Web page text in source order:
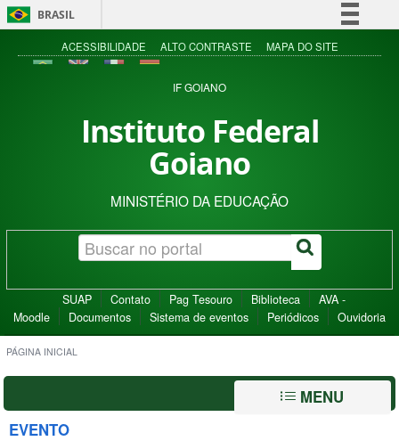
BRASIL
Simplifique!
Acesso à informação
ACESSIBILIDADE ALTO CONTRASTE MAPA DO SITE
IF GOIANO
Instituto Federal
Goiano
MINISTÉRIO DA EDUCAÇÃO
SUAP Contato Pag Tesouro Biblioteca
AVA -
Moodle
Documentos Sistema de eventos Periódicos Ouvidoria
PÁGINA INICIAL
MENU
EVENTO